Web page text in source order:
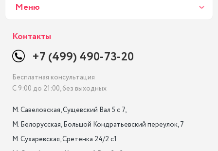
Меню
Контакты
+7 (499) 490-73-20
Бесплатная консультация
С 9:00 до 21:00, без выходных
М. Савеловская, Сущевский Вал 5 с 7,
М. Белорусская, Большой Кондратьевский переулок, 7
М. Сухаревская, Сретенка 24/2 с1